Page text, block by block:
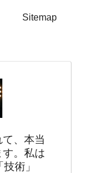
Sitemap
、本当
。私は
術」